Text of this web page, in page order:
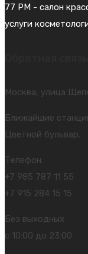
77 PM - салон
услуги
Москва, улица
Ближайшие
Цветной бульвар.
Телефон:
+7 985 787 11 55
+7 915 284 15 15
Без выходных
с 10:00 до 23:00